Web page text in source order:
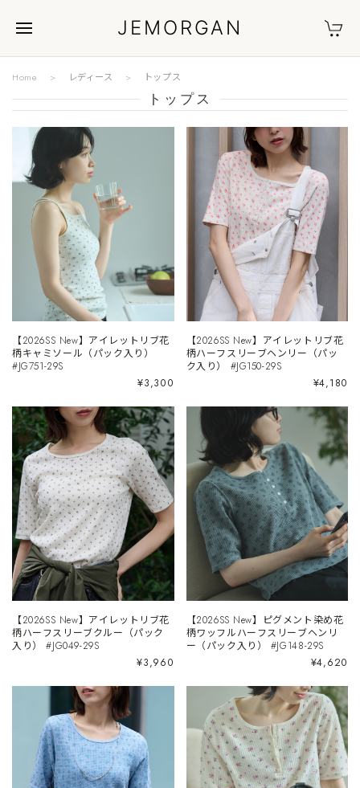
JEMORGAN
Home レディース トップス
トップス
【2026SS New】アイレットリブ花
柄キャミソール（パック入り）
#JG751-29S
¥3,300
【2026SS New】アイレットリブ花
柄ハーフスリーブヘンリー（パッ
ク入り） #JG150-29S
¥4,180
【2026SS New】アイレットリブ花
柄ハーフスリーブクルー（パック
入り） #JG049-29S
¥3,960
【2026SS New】ピグメント染め花
柄ワッフルハーフスリーブヘンリ
ー（パック入り） #JG148-29S
¥4,620